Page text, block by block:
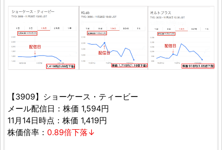
【3909】ショーケース・ティービー
メール配信日：株価 1,594円
11月14日時点：株価 1,419円
株価倍率： 0.89倍下落↓